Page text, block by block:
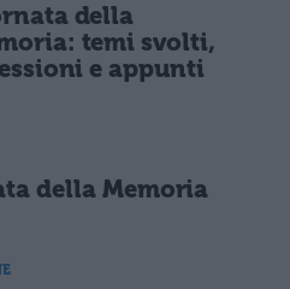
della
temi svolti,
e appunti
della Memoria